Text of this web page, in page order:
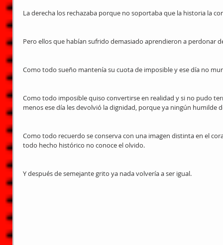
La derecha los rechazaba porque no soportaba que la historia la
Pero ellos que habían sufrido demasiado aprendieron a perdonar
Como todo sueño mantenía su cuota de imposible y ese día no
Como todo imposible quiso convertirse en realidad y si no pudo
menos ese día les devolvió la dignidad, porque ya ningún humilde
Como todo recuerdo se conserva con una imagen distinta en el
todo hecho histórico no conoce el olvido.
Y después de semejante grito ya nada volvería a ser igual.